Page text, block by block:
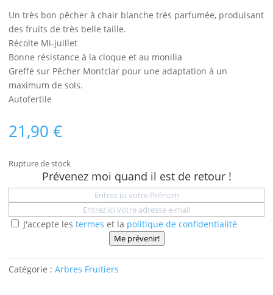
Un très bon pêcher à chair blanche très parfumée, produisant
des fruits de très belle taille.
Récolte Mi-juillet
Bonne résistance à la cloque et au monilia
Greffé sur Pêcher Montclar pour une adaptation à un
maximum de sols.
Autofertile
21,90€
Rupture de stock
Prévenez moi quand il est de retour !
J'accepte lestermes et la politique de confidentialité
Me prévenir!
Catégorie :Arbres Fruitiers